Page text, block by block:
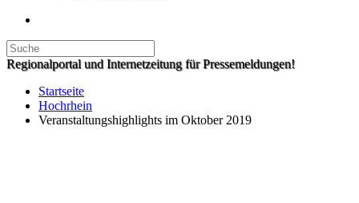
Regionalportal und Internetzeitung für Pressemeldungen!
Startseite
Hochrhein
Veranstaltungshighlights im Oktober 2019